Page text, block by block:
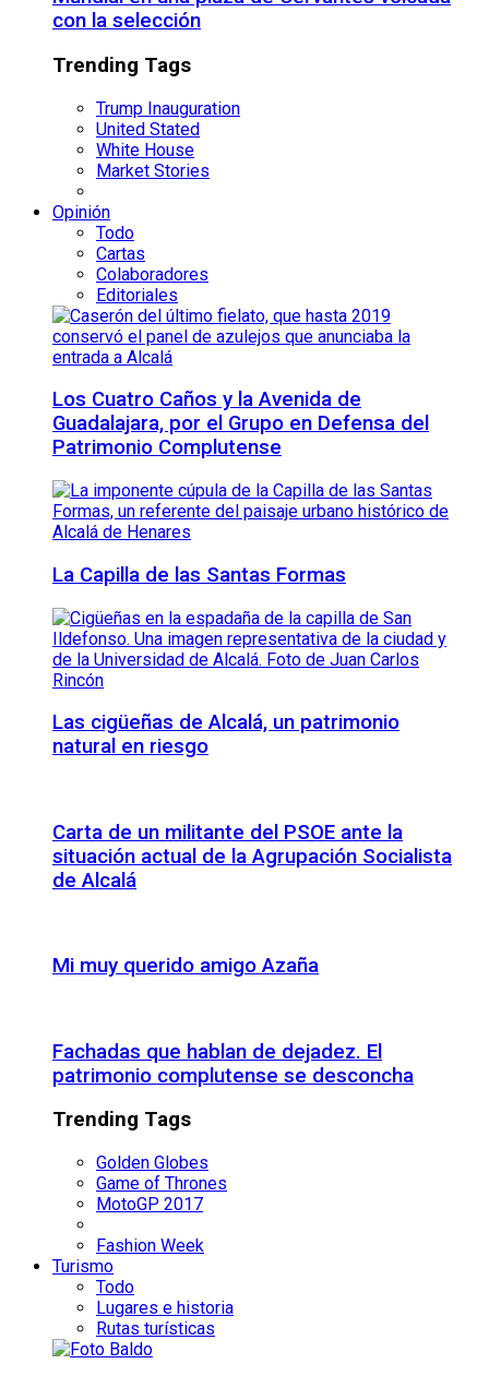
con la selección
Trending Tags
Trump Inauguration
United Stated
White House
Market Stories
Opinión
Todo
Cartas
Colaboradores
Editoriales
Los Cuatro Caños y la Avenida de
Guadalajara, por el Grupo en Defensa del
Patrimonio Complutense
La Capilla de las Santas Formas
Las cigüeñas de Alcalá, un patrimonio
natural en riesgo
Carta de un militante del PSOE ante la
situación actual de la Agrupación Socialista
de Alcalá
Mi muy querido amigo Azaña
Fachadas que hablan de dejadez. El
patrimonio complutense se desconcha
Trending Tags
Golden Globes
Game of Thrones
MotoGP 2017
Fashion Week
Turismo
Todo
Lugares e historia
Rutas turísticas